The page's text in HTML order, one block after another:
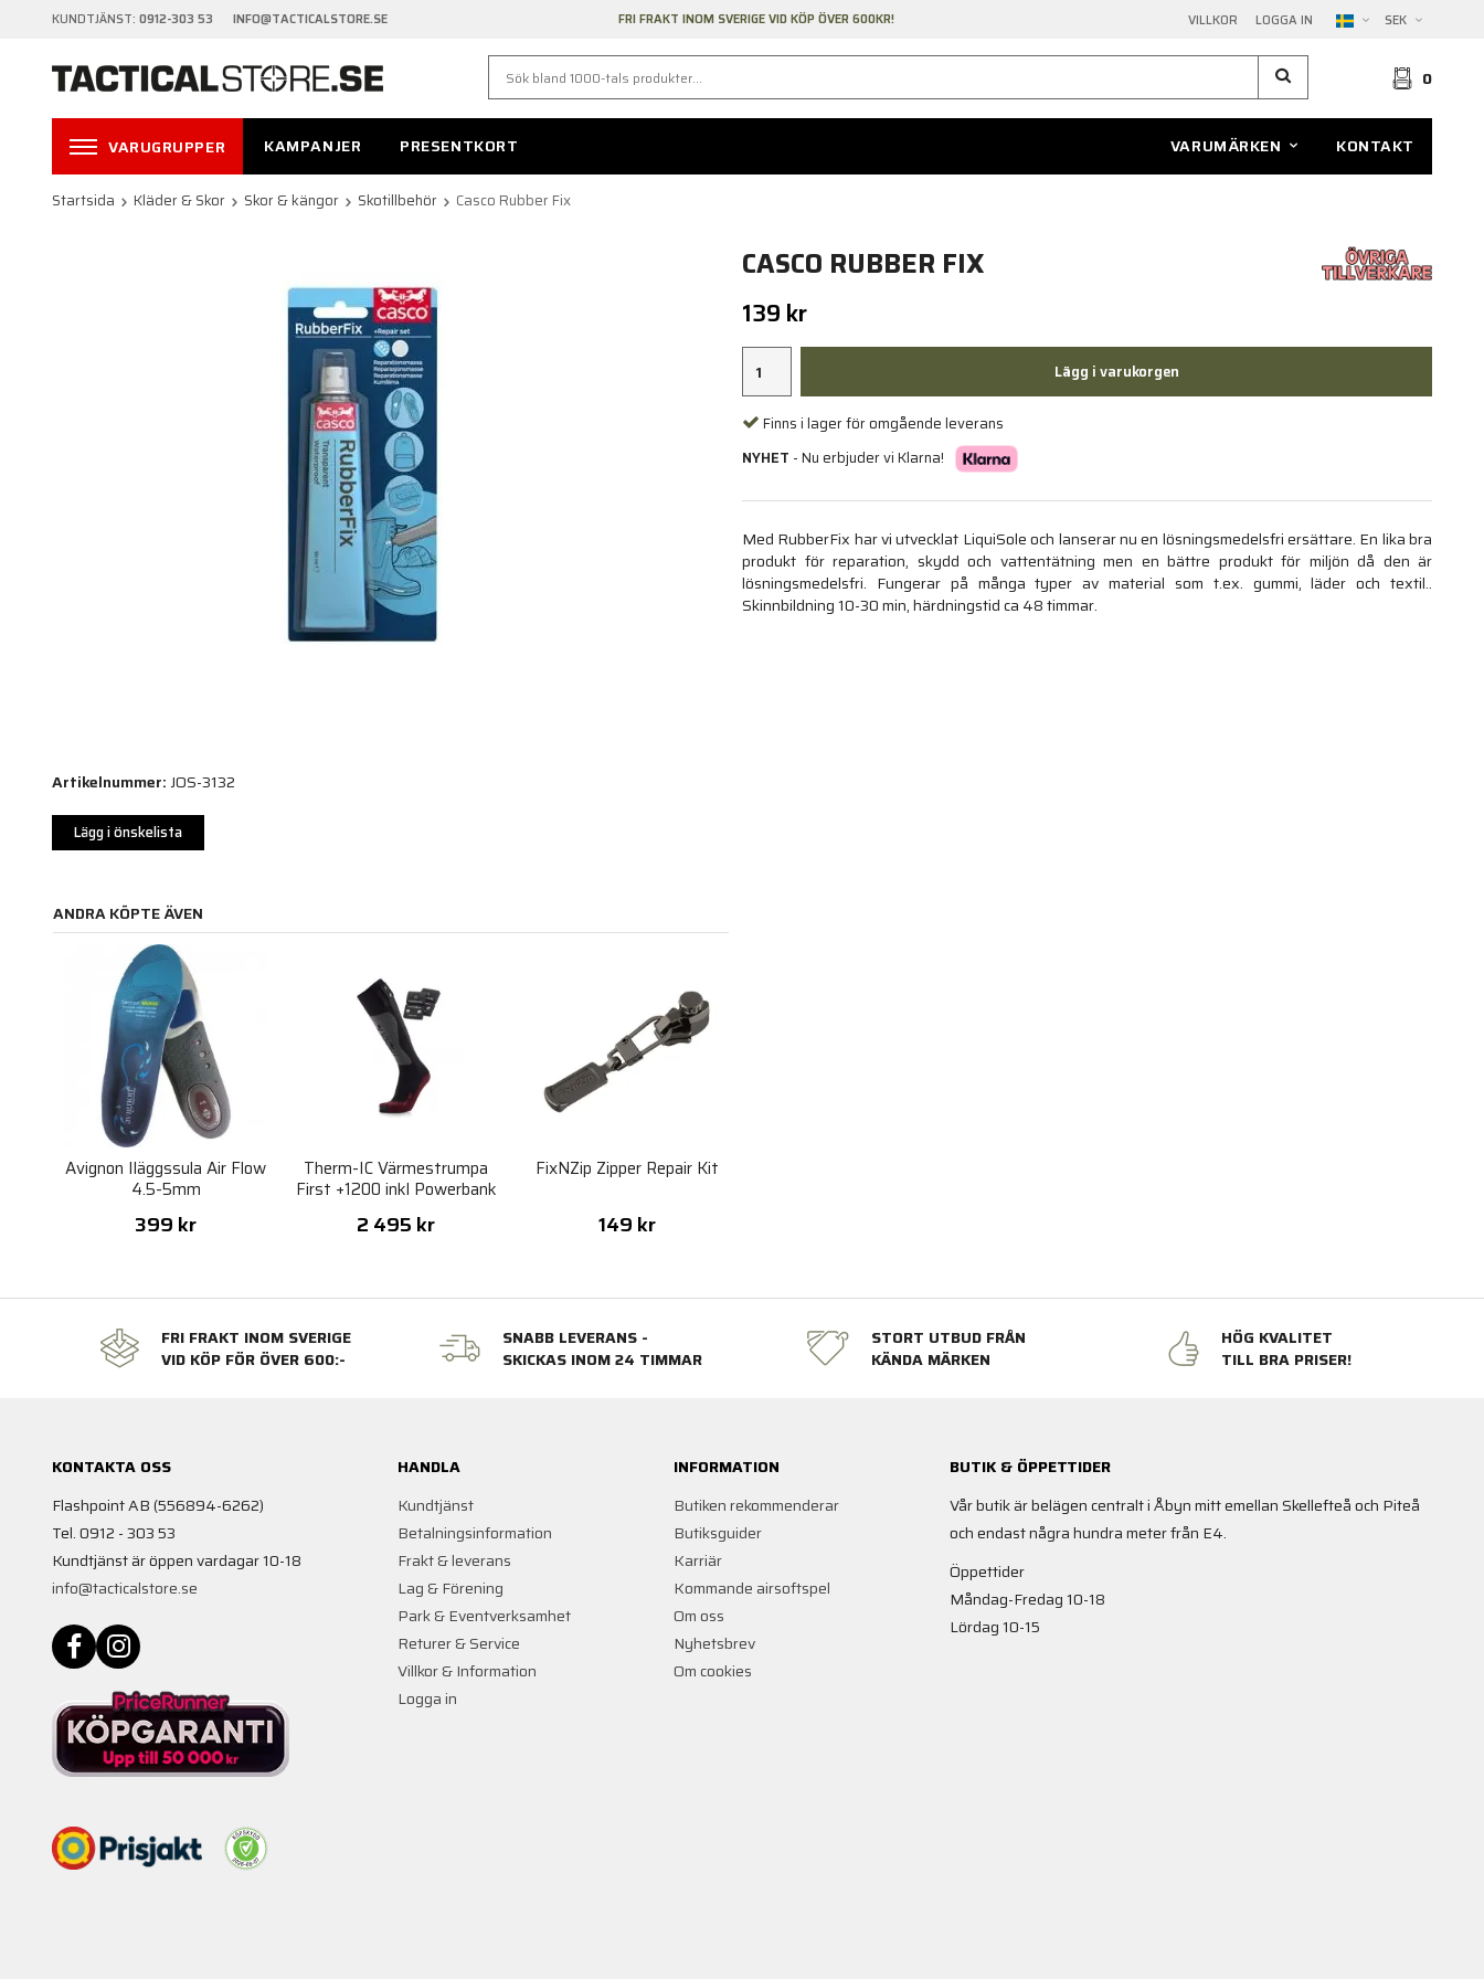
KUNDTJÄNST: 0912-303 53 INFO@TACTICALSTORE.SE VILLKOR LOGGA IN SEK
FRI FRAKT INOM SVERIGE VID KÖP ÖVER 600KR!
0
VARUGRUPPER KAMPANJER PRESENTKORT VARUMÄRKEN KONTAKT
Startsida Kläder & Skor Skor & kängor Skotillbehör Casco Rubber Fix
CASCO RUBBER FIX
139 kr
Lägg i varukorgen
Finns i lager för omgående leverans
NYHET - Nu erbjuder vi Klarna!
Med RubberFix har vi utvecklat LiquiSole och lanserar nu en lösningsmedelsfri ersättare. En lika bra
produkt för reparation, skydd och vattentätning men en bättre produkt för miljön då den är
lösningsmedelsfri. Fungerar på många typer av material som t.ex. gummi, läder och textil..
Skinnbildning 10-30 min, härdningstid ca 48 timmar.
Artikelnummer: JOS-3132
Lägg i önskelista
ANDRA KÖPTE ÄVEN
Avignon Iläggssula Air Flow
4.5-5mm
399 kr
Therm-IC Värmestrumpa
First +1200 inkl Powerbank
2 495 kr
FixNZip Zipper Repair Kit
149 kr
FRI FRAKT INOM SVERIGE
VID KÖP FÖR ÖVER 600:-
SNABB LEVERANS -
SKICKAS INOM 24 TIMMAR
STORT UTBUD FRÅN
KÄNDA MÄRKEN
HÖG KVALITET
TILL BRA PRISER!
KONTAKTA OSS
Flashpoint AB (556894-6262)
Tel. 0912 - 303 53
Kundtjänst är öppen vardagar 10-18
info@tacticalstore.se
HANDLA
Kundtjänst
Betalningsinformation
Frakt & leverans
Lag & Förening
Park & Eventverksamhet
Returer & Service
Villkor & Information
Logga in
INFORMATION
Butiken rekommenderar
Butiksguider
Karriär
Kommande airsoftspel
Om oss
Nyhetsbrev
Om cookies
BUTIK & ÖPPETTIDER
Vår butik är belägen centralt i Åbyn mitt emellan Skellefteå och Piteå
och endast några hundra meter från E4.
Öppettider
Måndag-Fredag 10-18
Lördag 10-15